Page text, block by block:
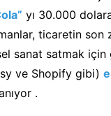
yı 30.000
ticaretin son
sanat satmak için
ve Shopify gibi)
.